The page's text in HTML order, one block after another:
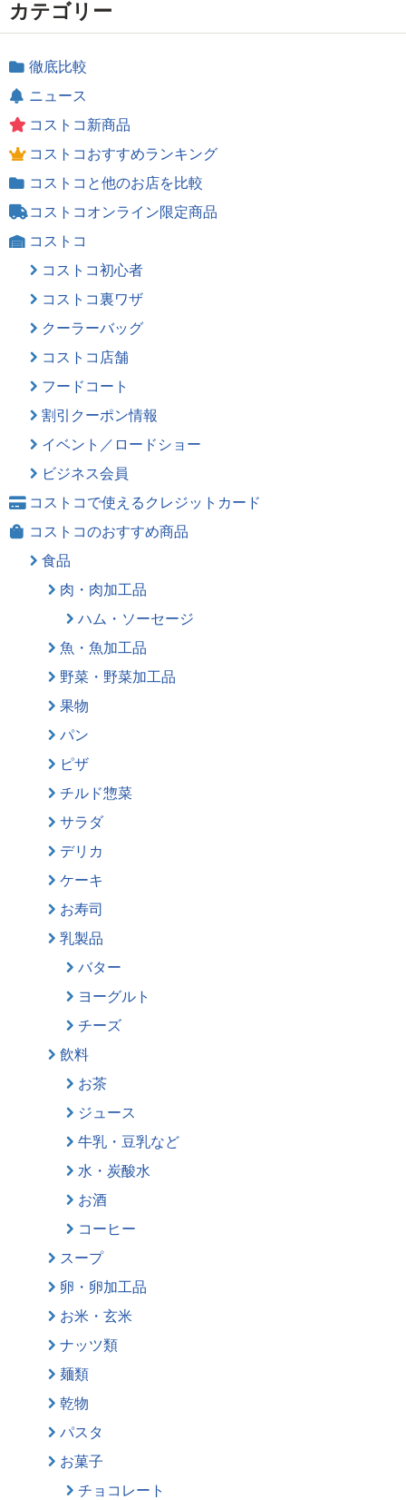
カテゴリー
徹底比較
ニュース
コストコ新商品
コストコおすすめランキング
コストコと他のお店を比較
コストコオンライン限定商品
コストコ
コストコ初心者
コストコ裏ワザ
クーラーバッグ
コストコ店舗
フードコート
割引クーポン情報
イベント／ロードショー
ビジネス会員
コストコで使えるクレジットカード
コストコのおすすめ商品
食品
肉・肉加工品
ハム・ソーセージ
魚・魚加工品
野菜・野菜加工品
果物
パン
ピザ
チルド惣菜
サラダ
デリカ
ケーキ
お寿司
乳製品
バター
ヨーグルト
チーズ
飲料
お茶
ジュース
牛乳・豆乳など
水・炭酸水
お酒
コーヒー
スープ
卵・卵加工品
お米・玄米
ナッツ類
麺類
乾物
パスタ
お菓子
チョコレート